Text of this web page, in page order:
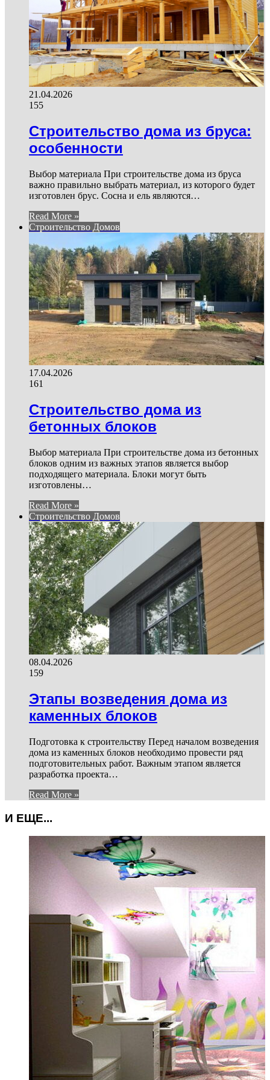
21.04.2026
155
Строительство дома из бруса:
особенности
Выбор материала При строительстве дома из бруса
важно правильно выбрать материал, из которого будет
изготовлен брус. Сосна и ель являются…
Read More »
Строительство Домов
17.04.2026
161
Строительство дома из
бетонных блоков
Выбор материала При строительстве дома из бетонных
блоков одним из важных этапов является выбор
подходящего материала. Блоки могут быть
изготовлены…
Read More »
Строительство Домов
08.04.2026
159
Этапы возведения дома из
каменных блоков
Подготовка к строительству Перед началом возведения
дома из каменных блоков необходимо провести ряд
подготовительных работ. Важным этапом является
разработка проекта…
Read More »
И ЕЩЕ...